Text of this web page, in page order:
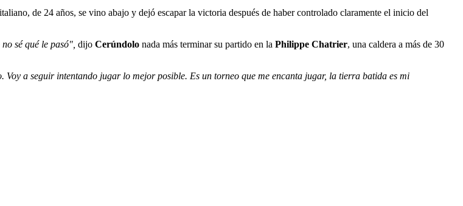
de 24 años, se vino abajo y dejó escapar la victoria después de haber controlado claramente el inicio del
sé qué le pasó", dijo Cerúndolo nada más terminar su partido en la Philippe Chatrier, una caldera a más de 30
Voy a seguir intentando jugar lo mejor posible. Es un torneo que me encanta jugar, la tierra batida es mi